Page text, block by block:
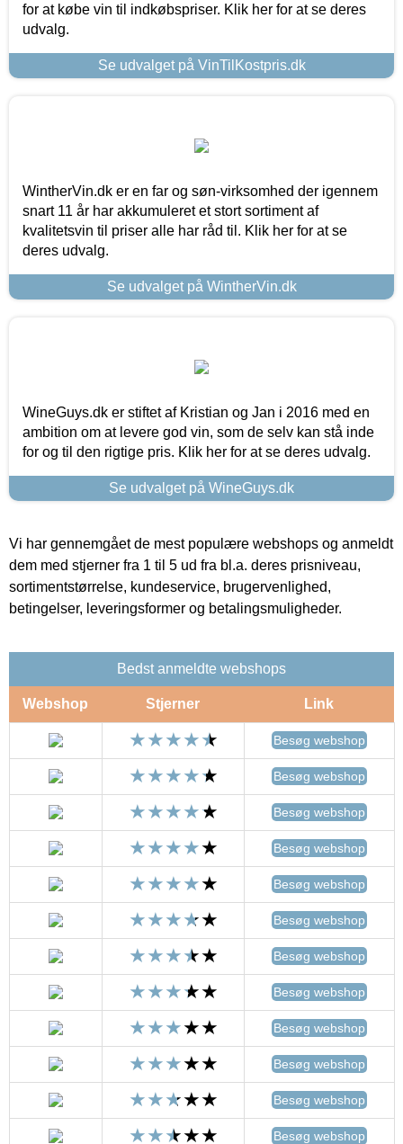
for at købe vin til indkøbspriser. Klik her for at se deres
udvalg.
Se udvalget på VinTilKostpris.dk
WintherVin.dk er en far og søn-virksomhed der igennem
snart 11 år har akkumuleret et stort sortiment af
kvalitetsvin til priser alle har råd til. Klik her for at se
deres udvalg.
Se udvalget på WintherVin.dk
WineGuys.dk er stiftet af Kristian og Jan i 2016 med en
ambition om at levere god vin, som de selv kan stå inde
for og til den rigtige pris. Klik her for at se deres udvalg.
Se udvalget på WineGuys.dk
Vi har gennemgået de mest populære webshops og anmeldt
dem med stjerner fra 1 til 5 ud fra bl.a. deres prisniveau,
sortimentstørrelse, kundeservice, brugervenlighed,
betingelser, leveringsformer og betalingsmuligheder.
Bedst anmeldte webshops
Webshop Stjerner Link
Besøg webshop
Besøg webshop
Besøg webshop
Besøg webshop
Besøg webshop
Besøg webshop
Besøg webshop
Besøg webshop
Besøg webshop
Besøg webshop
Besøg webshop
Besøg webshop